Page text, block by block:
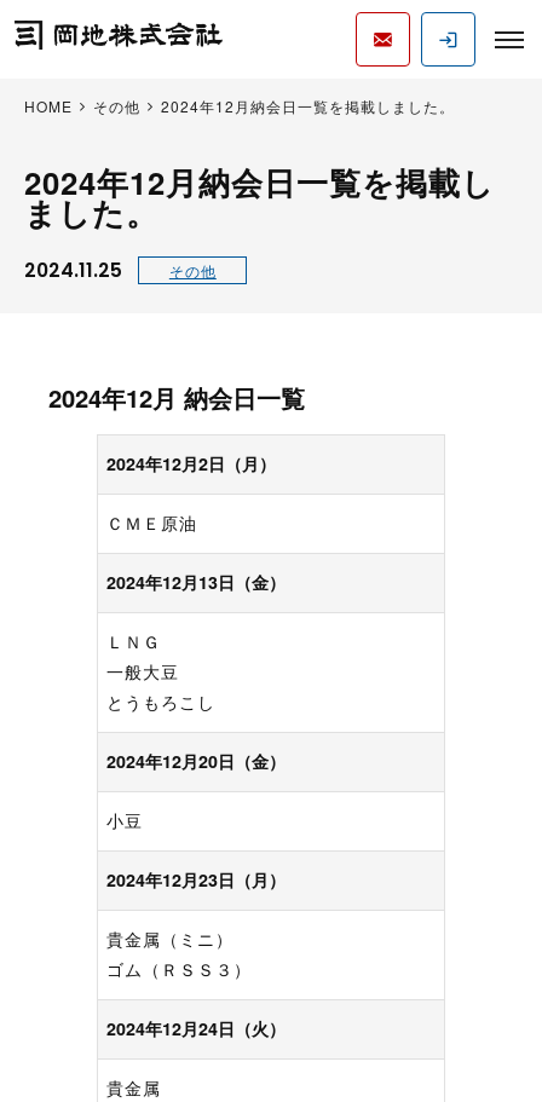
HOME その他 2024年12月納会日一覧を掲載しました。
2024年12月納会日一覧を掲載し
ました。
2024.11.25 その他
2024年12月 納会日一覧
2024年12月2日（月）
ＣＭＥ原油
2024年12月13日（金）
ＬＮＧ
一般大豆
とうもろこし
2024年12月20日（金）
小豆
2024年12月23日（月）
貴金属（ミニ）
ゴム（ＲＳＳ３）
2024年12月24日（火）
貴金属